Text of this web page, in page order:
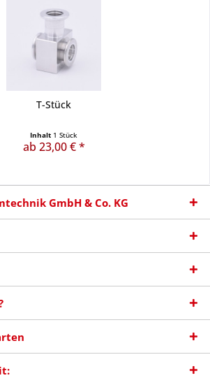
T-Stück
Inhalt 1 Stück
ab 23,00 € *
GmbH & Co. KG